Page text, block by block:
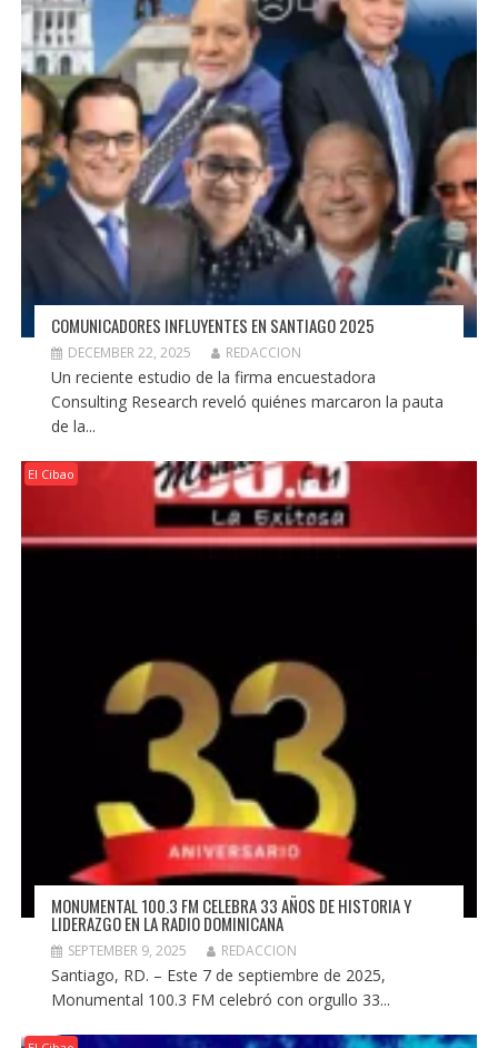
COMUNICADORES INFLUYENTES EN SANTIAGO 2025
DECEMBER 22, 2025 REDACCION
Un reciente estudio de la firma encuestadora
Consulting Research reveló quiénes marcaron la pauta
de la...
El Cibao
MONUMENTAL 100.3 FM CELEBRA 33 AÑOS DE HISTORIA Y
LIDERAZGO EN LA RADIO DOMINICANA
SEPTEMBER 9, 2025 REDACCION
Santiago, RD. – Este 7 de septiembre de 2025,
Monumental 100.3 FM celebró con orgullo 33...